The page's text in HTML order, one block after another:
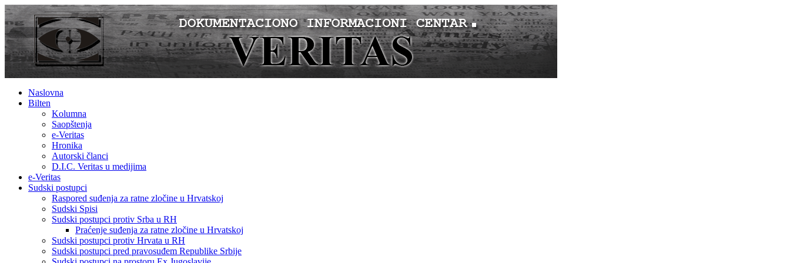
Naslovna
Bilten
Kolumna
Saopštenja
e-Veritas
Hronika
Autorski članci
D.I.C. Veritas u medijima
e-Veritas
Sudski postupci
Raspored suđenja za ratne zločine u Hrvatskoj
Sudski Spisi
Sudski postupci protiv Srba u RH
Praćenje suđenja za ratne zločine u Hrvatskoj
Sudski postupci protiv Hrvata u RH
Sudski postupci pred pravosuđem Republike Srbije